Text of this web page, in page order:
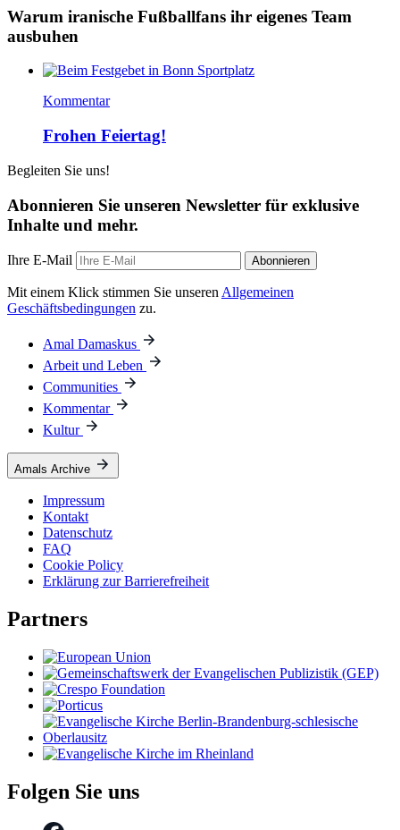
Warum iranische Fußballfans ihr eigenes Team
ausbuhen
Kommentar
Frohen Feiertag!
Begleiten Sie uns!
Abonnieren Sie unseren Newsletter für exklusive
Inhalte und mehr.
Ihre E-Mail Abonnieren
Mit einem Klick stimmen Sie unseren Allgemeinen
Geschäftsbedingungen zu.
Amal Damaskus
Arbeit und Leben
Communities
Kommentar
Kultur
Amals Archive
Impressum
Kontakt
Datenschutz
FAQ
Cookie Policy
Erklärung zur Barrierefreiheit
Partners
Folgen Sie uns